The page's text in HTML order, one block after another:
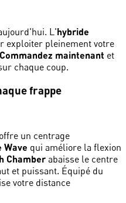
L'hybride
exploiter pleinement votre
Commandez maintenant et
chaque coup.
frappe
un centrage
Wave qui améliore la flexion
Chamber abaisse le centre
et puissant. Équipé du
votre distance